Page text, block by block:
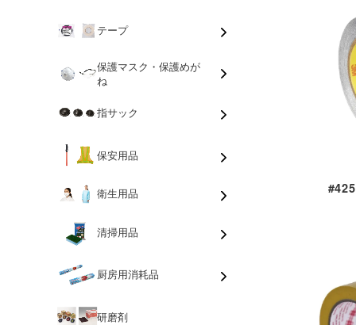
テープ
保護マスク・保護めが
ね
指サック
保安用品
衛生用品
清掃用品
厨房用消耗品
研磨剤